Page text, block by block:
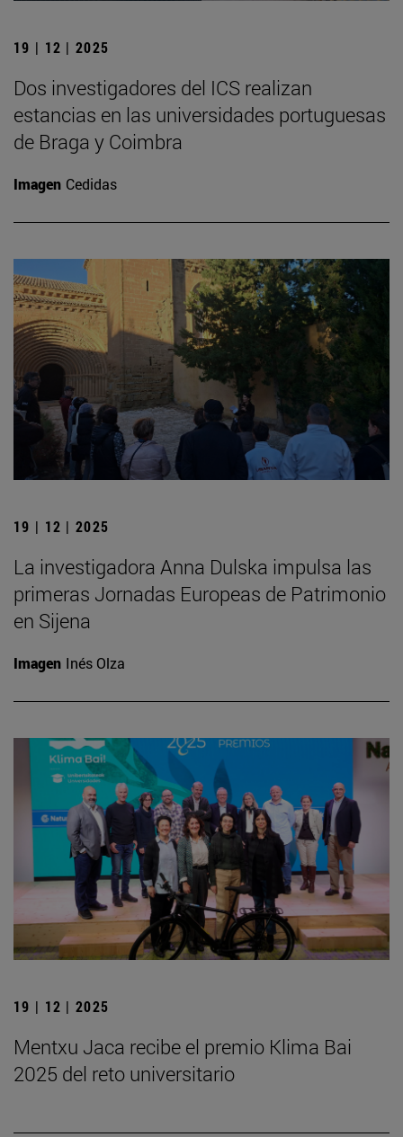
19 | 12 | 2025
Dos investigadores del ICS realizan
estancias en las universidades portuguesas
de Braga y Coimbra
Imagen Cedidas
19 | 12 | 2025
La investigadora Anna Dulska impulsa las
primeras Jornadas Europeas de Patrimonio
en Sijena
Imagen Inés Olza
19 | 12 | 2025
Mentxu Jaca recibe el premio Klima Bai
2025 del reto universitario